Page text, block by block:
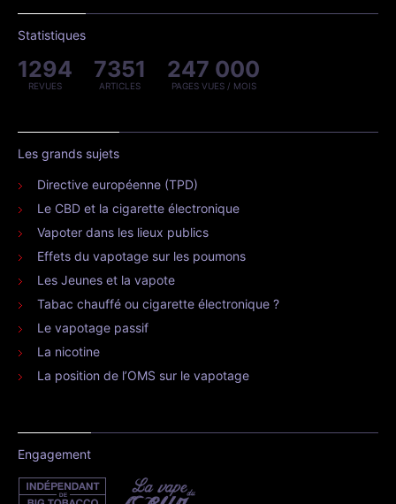
Statistiques
1294
REVUES
7351
ARTICLES
247 000
PAGES VUES / MOIS
Les grands sujets
Directive européenne (TPD)
Le CBD et la cigarette électronique
Vapoter dans les lieux publics
Effets du vapotage sur les poumons
Les Jeunes et la vapote
Tabac chauffé ou cigarette électronique ?
Le vapotage passif
La nicotine
La position de l’OMS sur le vapotage
Engagement